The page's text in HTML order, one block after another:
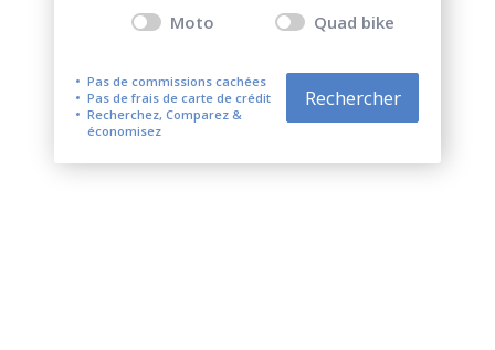
Moto
Quad bike
Pas de commissions cachées
Pas de frais de carte de crédit
Recherchez, Comparez &
économisez
Rechercher